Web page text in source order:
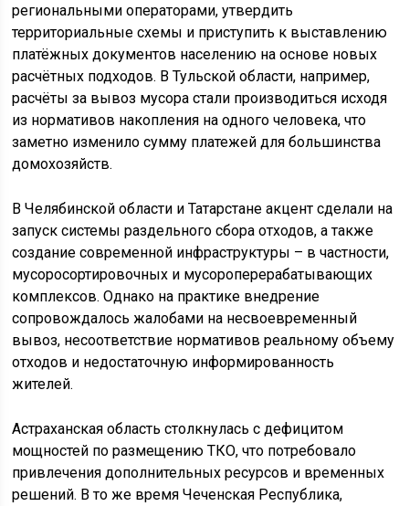
региональными операторами, утвердить
территориальные схемы и приступить к выставлению
платёжных документов населению на основе новых
расчётных подходов. В Тульской области, например,
расчёты за вывоз мусора стали производиться исходя
из нормативов накопления на одного человека, что
заметно изменило сумму платежей для большинства
домохозяйств.
В Челябинской области и Татарстане акцент сделали на
запуск системы раздельного сбора отходов, а также
создание современной инфраструктуры – в частности,
мусоросортировочных и мусороперерабатывающих
комплексов. Однако на практике внедрение
сопровождалось жалобами на несвоевременный
вывоз, несоответствие нормативов реальному объему
отходов и недостаточную информированность
жителей.
Астраханская область столкнулась с дефицитом
мощностей по размещению ТКО, что потребовало
привлечения дополнительных ресурсов и временных
решений. В то же время Чеченская Республика,